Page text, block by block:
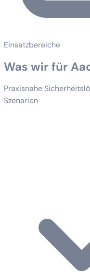
Einsatzbereiche
Was wir für
Praxisnahe
Szenarien